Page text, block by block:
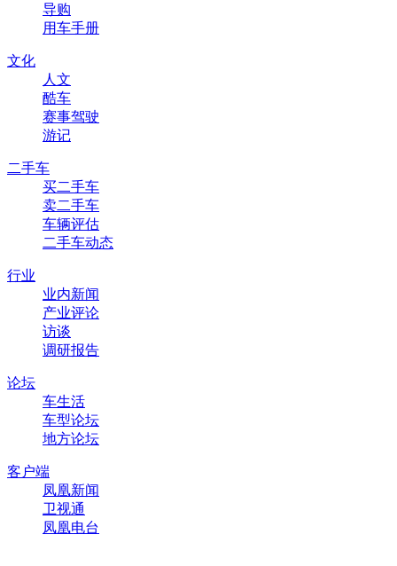
导购
用车手册
文化
人文
酷车
赛事驾驶
游记
二手车
买二手车
卖二手车
车辆评估
二手车动态
行业
业内新闻
产业评论
访谈
调研报告
论坛
车生活
车型论坛
地方论坛
客户端
凤凰新闻
卫视通
凤凰电台